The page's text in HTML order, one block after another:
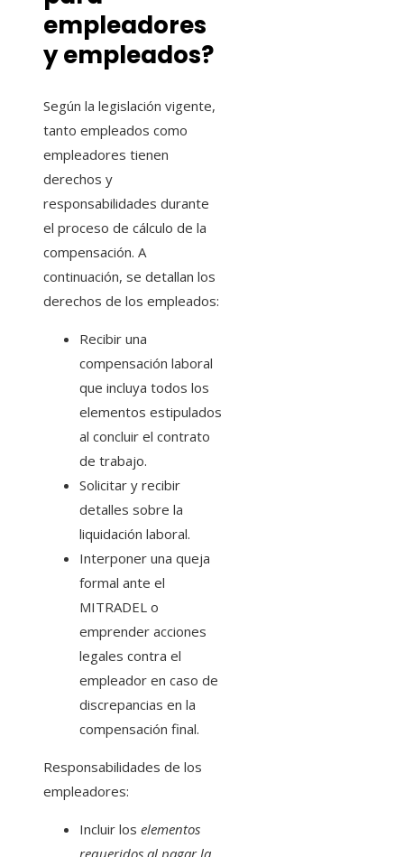
empleadores
y empleados?
Según la legislación vigente,
tanto empleados como
empleadores tienen
derechos y
responsabilidades durante
el proceso de cálculo de la
compensación. A
continuación, se detallan los
derechos de los empleados:
Recibir una
compensación laboral
que incluya todos los
elementos estipulados
al concluir el contrato
de trabajo.
Solicitar y recibir
detalles sobre la
liquidación laboral.
Interponer una queja
formal ante el
MITRADEL o
emprender acciones
legales contra el
empleador en caso de
discrepancias en la
compensación final.
Responsabilidades de los
empleadores:
Incluir los elementos